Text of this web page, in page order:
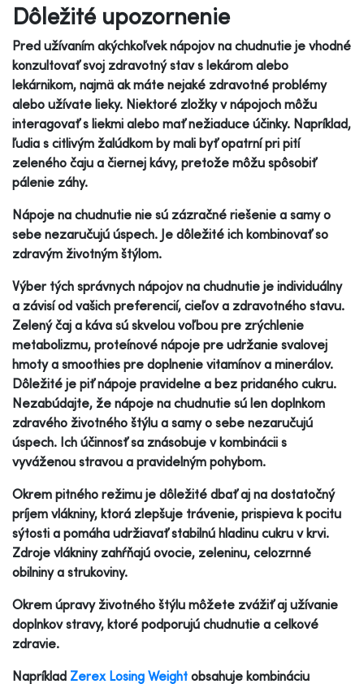
Dôležité upozornenie
Pred užívaním akýchkoľvek nápojov na chudnutie je vhodné
konzultovať svoj zdravotný stav s lekárom alebo
lekárnikom, najmä ak máte nejaké zdravotné problémy
alebo užívate lieky. Niektoré zložky v nápojoch môžu
interagovať s liekmi alebo mať nežiaduce účinky. Napríklad,
ľudia s citlivým žalúdkom by mali byť opatrní pri pití
zeleného čaju a čiernej kávy, pretože môžu spôsobiť
pálenie záhy.
Nápoje na chudnutie nie sú zázračné riešenie a samy o
sebe nezaručujú úspech. Je dôležité ich kombinovať so
zdravým životným štýlom.
Výber tých správnych nápojov na chudnutie je individuálny
a závisí od vašich preferencií, cieľov a zdravotného stavu.
Zelený čaj a káva sú skvelou voľbou pre zrýchlenie
metabolizmu, proteínové nápoje pre udržanie svalovej
hmoty a smoothies pre doplnenie vitamínov a minerálov.
Dôležité je piť nápoje pravidelne a bez pridaného cukru.
Nezabúdajte, že nápoje na chudnutie sú len doplnkom
zdravého životného štýlu a samy o sebe nezaručujú
úspech. Ich účinnosť sa znásobuje v kombinácii s
vyváženou stravou a pravidelným pohybom.
Okrem pitného režimu je dôležité dbať aj na dostatočný
príjem vlákniny, ktorá zlepšuje trávenie, prispieva k pocitu
sýtosti a pomáha udržiavať stabilnú hladinu cukru v krvi.
Zdroje vlákniny zahŕňajú ovocie, zeleninu, celozrnné
obilniny a strukoviny.
Okrem úpravy životného štýlu môžete zvážiť aj užívanie
doplnkov stravy, ktoré podporujú chudnutie a celkové
zdravie.
Napríklad Zerex Losing Weight obsahuje kombináciu